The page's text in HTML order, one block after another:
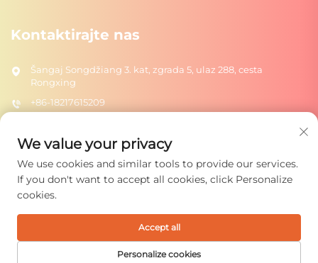
Kontaktirajte nas
Šangaj Songdžiang 3. kat, zgrada 5, ulaz 288, cesta
Rongxing
+86-18217615209
Pošalji
Copyright © 2026 Shanghai Rongtuo Toys Co., Ltd. Sva prava su
rezervirana. Politika privatnosti
We value your privacy
We use cookies and similar tools to provide our services.
If you don't want to accept all cookies, click Personalize
cookies.
Personalize cookies
Accept all